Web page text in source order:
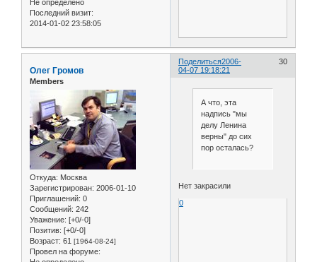
Не определено
Последний визит:
2014-01-02 23:58:05
Поделиться 30
2006-
04-07 19:18:21
Олег Громов
Members
Откуда: Москва
Зарегистрирован: 2006-01-10
Приглашений: 0
Сообщений: 242
Уважение: [+0/-0]
Позитив: [+0/-0]
Возраст: 61 [1964-08-24]
Провел на форуме:
А что, эта
надпись "мы
делу Ленина
верны" до сих
пор осталась?
Нет закрасили
0